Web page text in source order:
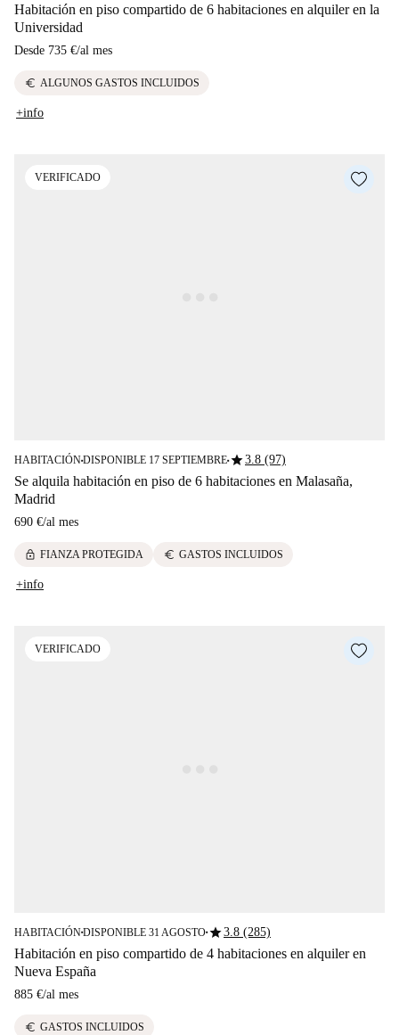
Habitación en piso compartido de 6 habitaciones en alquiler en la
Universidad
Desde 735 €/al mes
euro ALGUNOS GASTOS INCLUIDOS
+info
VERIFICADO
HABITACIÓN■DISPONIBLE 17 SEPTIEMBRE■star3.8 (97)
Se alquila habitación en piso de 6 habitaciones en Malasaña,
Madrid
690 €/al mes
lock FIANZA PROTEGIDA euro GASTOS INCLUIDOS
+info
VERIFICADO
HABITACIÓN■DISPONIBLE 31 AGOSTO■star3.8 (285)
Habitación en piso compartido de 4 habitaciones en alquiler en
Nueva España
885 €/al mes
euro GASTOS INCLUIDOS